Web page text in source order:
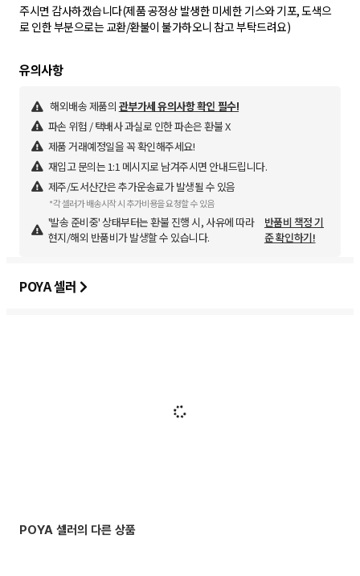
주시면 감사하겠습니다(제품 공정상 발생한 미세한 기스와 기포, 도색으
유의사항
해외배송 제품의 관부가세 유의사항 확인 필수!
파손 위험 / 택배사 과실로 인한 파손은 환불 X
제품 거래예정일을 꼭 확인해주세요!
재입고 문의는 1:1 메시지로 남겨주시면 안내드립니다.
제주/도서산간은 추가운송료가 발생될 수 있음
*각 셀러가 배송시작 시 추가비용을 요청할 수 있음
'발송 준비중' 상태부터는 환불 진행 시, 사유에 따라
현지/해외 반품비가 발생할 수 있습니다.
반품비 책정 기
준 확인하기!
POYA 셀러
POYA 셀러의 다른 상품